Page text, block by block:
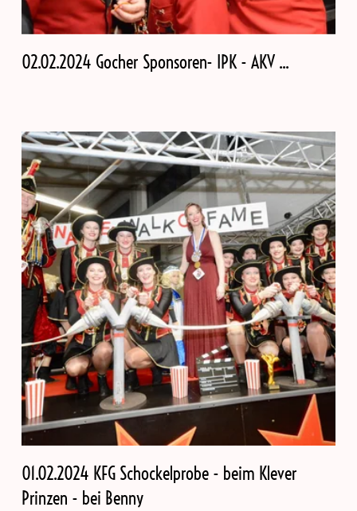
02.02.2024 Gocher Sponsoren- IPK - AKV ...
01.02.2024 KFG Schockelprobe - beim Klever
Prinzen - bei Benny